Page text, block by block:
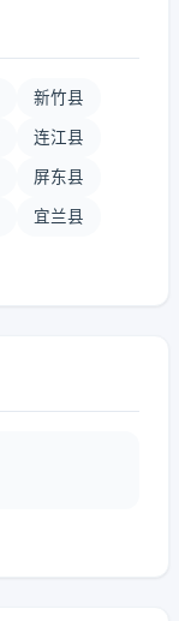
新竹县
连江县
屏东县
宜兰县